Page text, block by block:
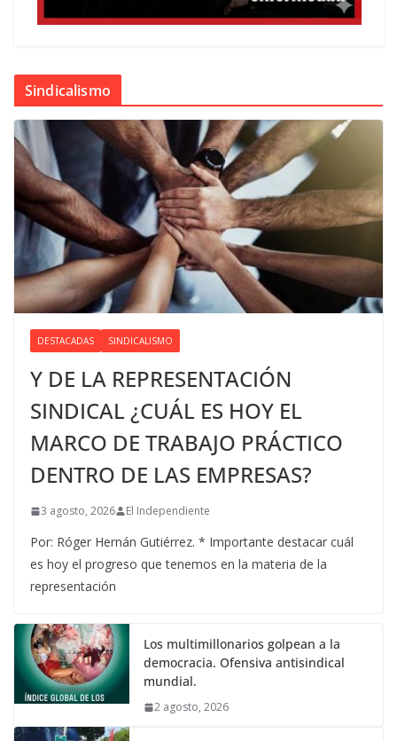
Sindicalismo
DESTACADAS SINDICALISMO
Y DE LA REPRESENTACIÓN
SINDICAL ¿CUÁL ES HOY EL
MARCO DE TRABAJO PRÁCTICO
DENTRO DE LAS EMPRESAS?
3 agosto, 2026 El Independiente
Por: Róger Hernán Gutiérrez. * Importante destacar cuál
es hoy el progreso que tenemos en la materia de la
representación
Los multimillonarios golpean a la
democracia. Ofensiva antisindical
mundial.
2 agosto, 2026